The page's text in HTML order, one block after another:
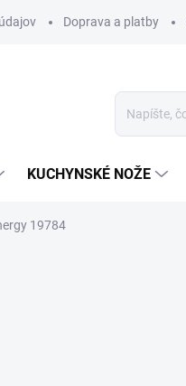
Doprava a platby
KUCHYNSKÉ NOŽE
19784